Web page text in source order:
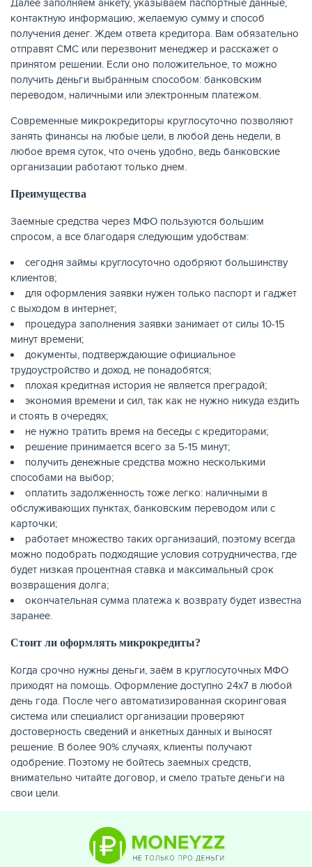
Далее заполняем анкету, указываем паспортные данные,
контактную информацию, желаемую сумму и способ
получения денег. Ждем ответа кредитора. Вам обязательно
отправят СМС или перезвонит менеджер и расскажет о
принятом решении. Если оно положительное, то можно
получить деньги выбранным способом: банковским
переводом, наличными или электронным платежом.
Современные микрокредиторы круглосуточно позволяют
занять финансы на любые цели, в любой день недели, в
любое время суток, что очень удобно, ведь банковские
организации работают только днем.
Преимущества
Заемные средства через МФО пользуются большим
спросом, а все благодаря следующим удобствам:
сегодня займы круглосуточно одобряют большинству
клиентов;
для оформления заявки нужен только паспорт и гаджет
с выходом в интернет;
процедура заполнения заявки занимает от силы 10-15
минут времени;
документы, подтверждающие официальное
трудоустройство и доход, не понадобятся;
плохая кредитная история не является преградой;
экономия времени и сил, так как не нужно никуда ездить
и стоять в очередях;
не нужно тратить время на беседы с кредиторами;
решение принимается всего за 5-15 минут;
получить денежные средства можно несколькими
способами на выбор;
оплатить задолженность тоже легко: наличными в
обслуживающих пунктах, банковским переводом или с
карточки;
работает множество таких организаций, поэтому всегда
можно подобрать подходящие условия сотрудничества, где
будет низкая процентная ставка и максимальный срок
возвращения долга;
окончательная сумма платежа к возврату будет известна
заранее.
Стоит ли оформлять микрокредиты?
Когда срочно нужны деньги, заём в круглосуточных МФО
приходят на помощь. Оформление доступно 24х7 в любой
день года. После чего автоматизированная скоринговая
система или специалист организации проверяют
достоверность сведений и анкетных данных и выносят
решение. В более 90% случаях, клиенты получают
одобрение. Поэтому не бойтесь заемных средств,
внимательно читайте договор, и смело тратьте деньги на
свои цели.